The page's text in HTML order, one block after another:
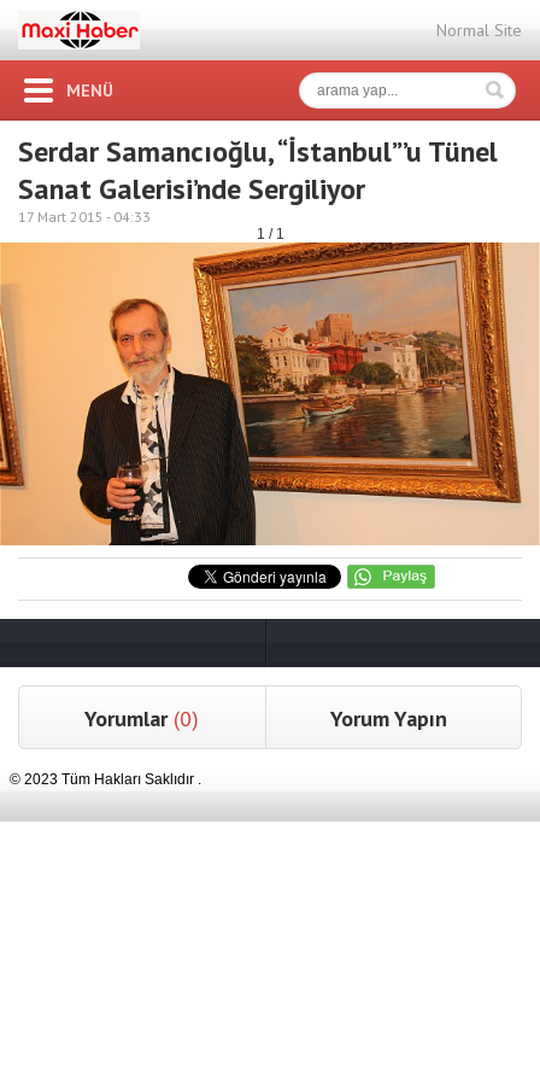
Normal Site
MENÜ
Serdar Samancıoğlu, “İstanbul”’u Tünel
Sanat Galerisi’nde Sergiliyor
17 Mart 2015 - 04:33
1 / 1
Yorumlar (0) Yorum Yapın
© 2023 Tüm Hakları Saklıdır .